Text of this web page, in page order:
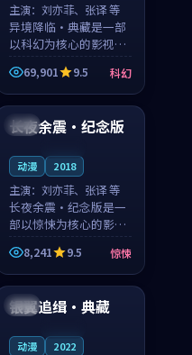
主演： 刘亦菲、张译 等
异境降临·典藏是一部
以科幻为核心的影视作
品，围绕危机、反转与
人物成长展开，整体节
奏紧凑，值得推荐观
69,901 9.5 科幻
法国
长夜余震·纪念版
动漫 2018
主演： 刘亦菲、张译 等
长夜余震·纪念版是一
部以惊悚为核心的影视
作品，围绕危机、反转
与人物成长展开，整体
节奏紧凑，值得推荐观
看。
8,241 9.5 惊悚
美国
银翼追缉·典藏
动漫 2022